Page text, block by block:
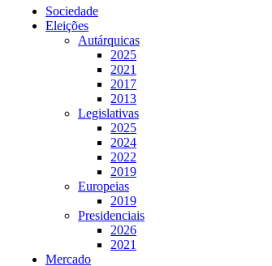
Sociedade
Eleições
Autárquicas
2025
2021
2017
2013
Legislativas
2025
2024
2022
2019
Europeias
2019
Presidenciais
2026
2021
Mercado